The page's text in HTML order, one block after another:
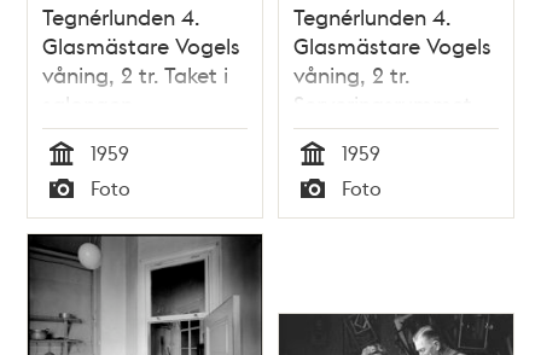
Tegnérlunden 4.
Glasmästare Vogels
våning, 2 tr. Taket i
salongen
Tid
1959
Typ
Foto
Tegnérlunden 4.
Glasmästare Vogels
våning, 2 tr.
Serveringsrummet
Tid
1959
Typ
Foto